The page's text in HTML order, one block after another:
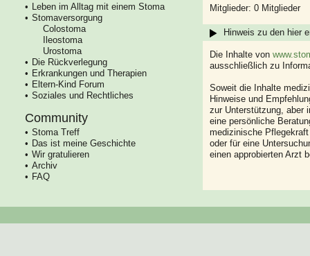
Leben im Alltag mit einem Stoma
Stomaversorgung
Colostoma
Ileostoma
Urostoma
Die Rückverlegung
Erkrankungen und Therapien
Eltern-Kind Forum
Soziales und Rechtliches
Community
Stoma Treff
Das ist meine Geschichte
Wir gratulieren
Archiv
FAQ
Mitglieder: 0 Mitglieder
Hinweis zu den hier
Die Inhalte von
ausschließlich zu
Soweit die Inhalte
Hinweise und
zur Unterstützung, aber
eine persönliche
medizinische
oder für eine
einen approbierten Arzt